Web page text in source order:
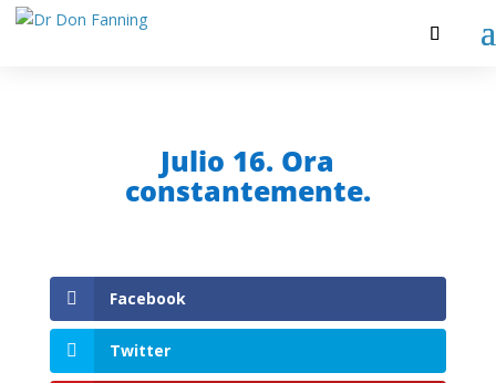
Julio 16. Ora
constantemente.
Facebook
Twitter